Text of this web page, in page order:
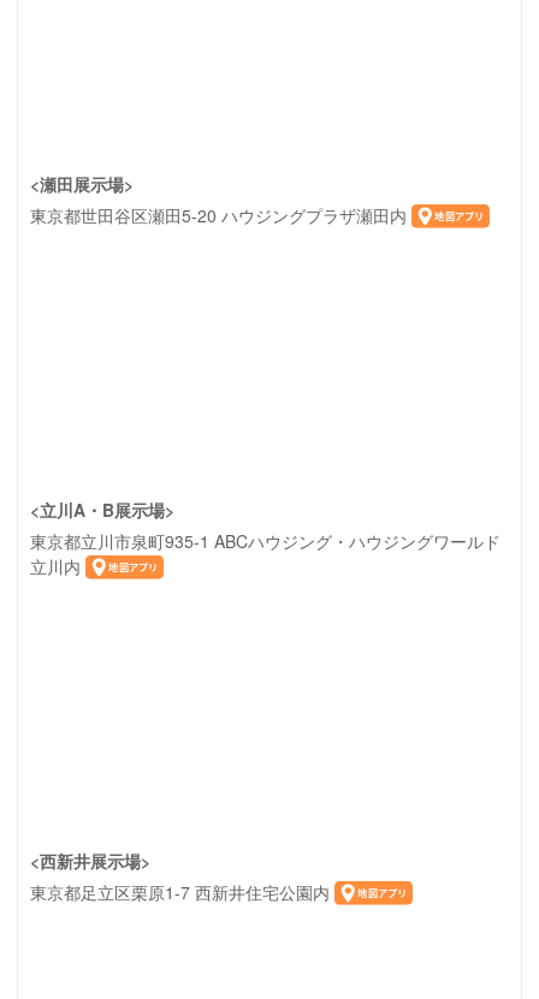
<瀬田展示場>
東京都世田谷区瀬田5-20 ハウジングプラザ瀬田内
<立川A・B展示場>
東京都立川市泉町935-1 ABCハウジング・ハウジングワールド
立川内
<西新井展示場>
東京都足立区栗原1-7 西新井住宅公園内